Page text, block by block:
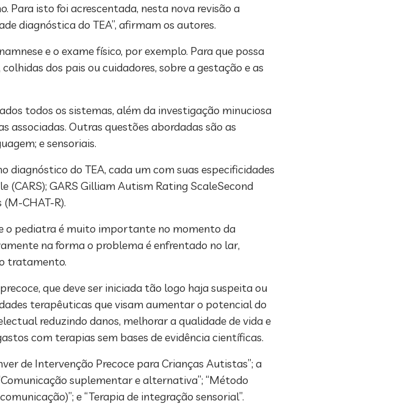
Para isto foi acrescentada, nesta nova revisão a
diagnóstica do TEA”, afirmam os autores.
e o exame físico, por exemplo. Para que possa
dos pais ou cuidadores, sobre a gestação e as
todos os sistemas, além da investigação minuciosa
associadas. Outras questões abordadas são as
e sensoriais.
do TEA, cada um com suas especificidades
GARS Gilliam Autism Rating ScaleSecond
CHAT-R).
o pediatra é muito importante no momento da
na forma o problema é enfrentado no lar,
tratamento.
que deve ser iniciada tão logo haja suspeita ou
terapêuticas que visam aumentar o potencial do
reduzindo danos, melhorar a qualidade de vida e
com terapias sem bases de evidência científicas.
de Intervenção Precoce para Crianças Autistas”; a
suplementar e alternativa”; “Método
e “Terapia de integração sensorial”.